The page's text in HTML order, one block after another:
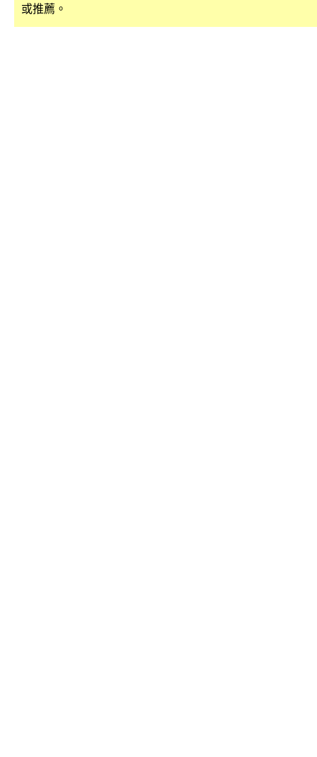
或推薦。